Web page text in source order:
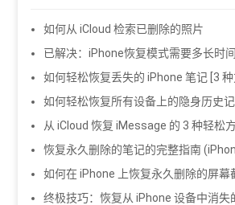
如何从 iCloud 检索已删除的照片
已解决：iPhone恢复模式需要多长时间
如何轻松恢复丢失的 iPhone 笔记 [3 种
如何轻松恢复所有设备上的隐身历史
从 iCloud 恢复 iMessage 的 3 种轻松
恢复永久删除的笔记的完整指南
如何在 iPhone 上恢复永久删除的屏幕
终极技巧：恢复从 iPhone 设备中消失